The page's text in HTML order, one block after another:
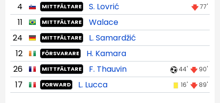
4
MITTFÄLTARE S. Lovrić 77'
11 MITTFÄLTARE
Walace
24
MITTFÄLTARE
L. Samardžić
12
FÖRSVARARE
H. Kamara
26
MITTFÄLTARE F. Thauvin 44' 90'
17 FORWARD L. Lucca 16' 89'